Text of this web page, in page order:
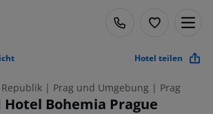
Hotel teilen
| Prag und Umgebung | Prag
Hotel Bohemia Prague